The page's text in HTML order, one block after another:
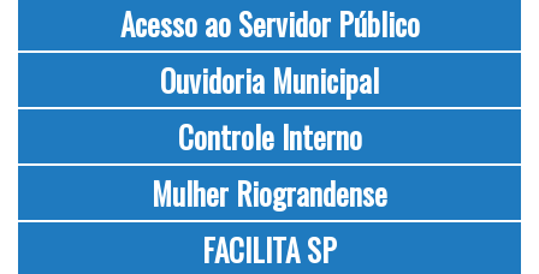
Acesso ao Servidor Público
Ouvidoria Municipal
Controle Interno
Mulher Riograndense
FACILITA SP